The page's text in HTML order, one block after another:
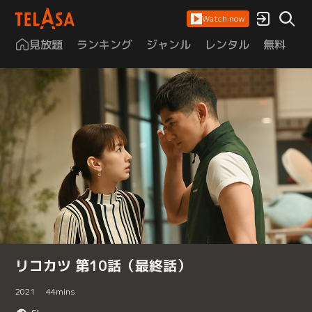
Watch now
見放題 ランキング ジャンル レンタル 無料
リコカツ 第10話（最終話）
2021 44mins